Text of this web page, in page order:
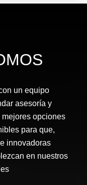
un equipo
asesoría y
opciones
para que,
innovadoras
en nuestros